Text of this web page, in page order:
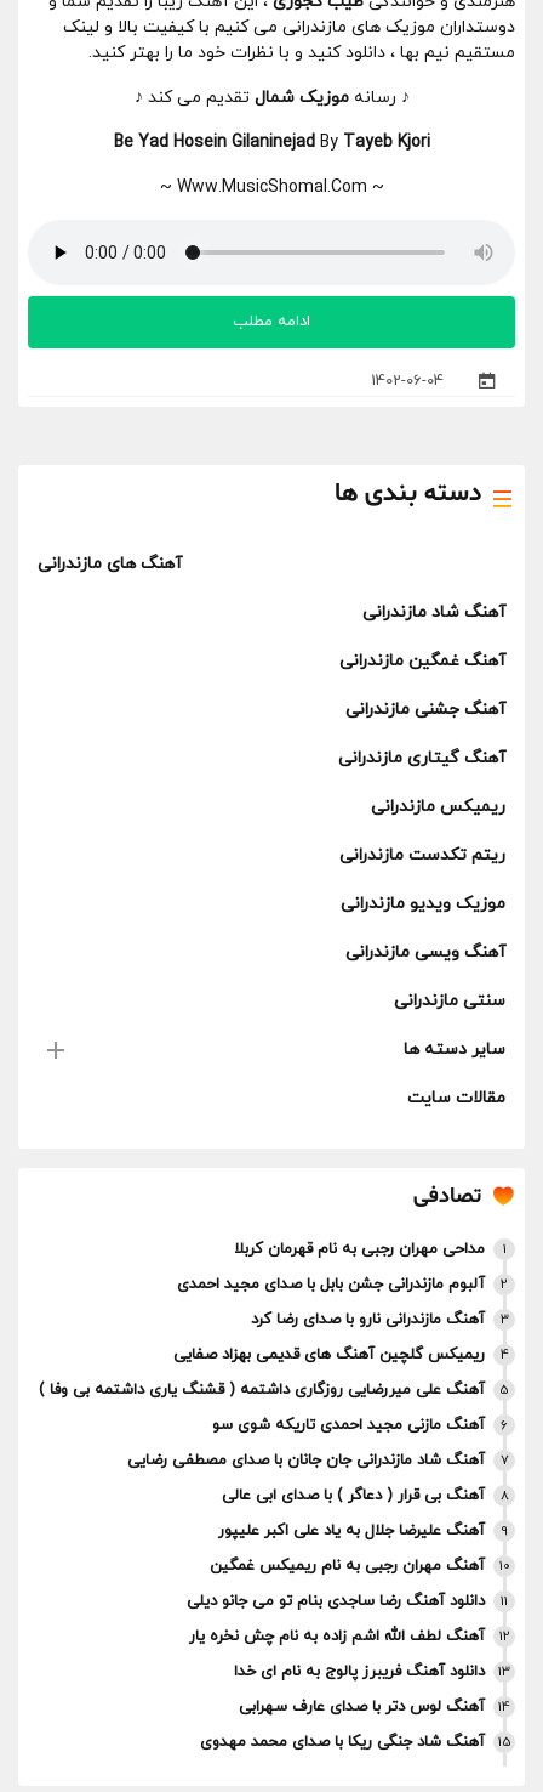
دسته بندی ها
آهنگ های مازندرانی
آهنگ شاد مازندرانی
آهنگ غمگین مازندرانی
آهنگ جشنی مازندرانی
آهنگ گیتاری مازندرانی
ریمیکس مازندرانی
ریتم تکدست مازندرانی
موزیک ویدیو مازندرانی
آهنگ ویسی مازندرانی
سنتی مازندرانی
سایر دسته ها
مقالات سایت
تصادفی
1 مداحی مهران رجبی به نام قهرمان کربلا
2 آلبوم مازندرانی جشن بابل با صدای مجید احمدی
3 آهنگ مازندرانی نارو با صدای رضا کرد
4 ریمیکس گلچین آهنگ های قدیمی بهزاد صفایی
5 آهنگ علی میررضایی روزگاری داشتمه ( قشنگ یاری داشتمه بی وفا )
6 آهنگ مازنی مجید احمدی تاریکه شوی سو
7 آهنگ شاد مازندرانی جان جانان با صدای مصطفی رضایی
8 آهنگ بی قرار ( دعاگر ) با صدای ابی عالی
9 آهنگ علیرضا جلال به یاد علی اکبر علیپور
10 آهنگ مهران رجبی به نام ریمیکس غمگین
11 دانلود آهنگ رضا ساجدی بنام تو می جانو دیلی
12 آهنگ لطف الله اشم‌ زاده به نام چش نخره یار
13 دانلود آهنگ فریبرز پالوج به نام ای خدا
14 آهنگ لوس دتر با صدای عارف سهرابی
15 آهنگ شاد جنگی ریکا با صدای محمد مهدوی
دوستداران موزیک های مازندرانی می کنیم با کیفیت بالا و لینک
مستقیم نیم بها ، دانلود کنید و با نظرات خود ما را بهتر کنید.
♪ رسانهموزیک شمال تقدیم می کند ♪
Be Yad Hosein GilaninejadBy Tayeb Kjori
~ Www.MusicShomal.Com ~
1402-06-04
ادامه مطلب